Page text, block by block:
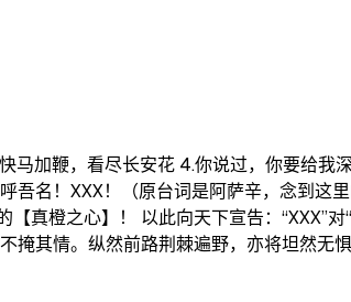
马加鞭，看尽长安花 4.你说过，你要给我
名！XXX！（原台词是阿萨辛，念到这
真橙之心】！ 以此向天下宣告：“XXX”对
其情。纵然前路荆棘遍野，亦将坦然无惧